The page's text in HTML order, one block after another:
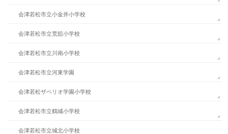
会津若松市立小金井小学校
会津若松市立荒舘小学校
会津若松市立川南小学校
会津若松市立河東学園
会津若松ザベリオ学園小学校
会津若松市立鶴城小学校
会津若松市立城北小学校